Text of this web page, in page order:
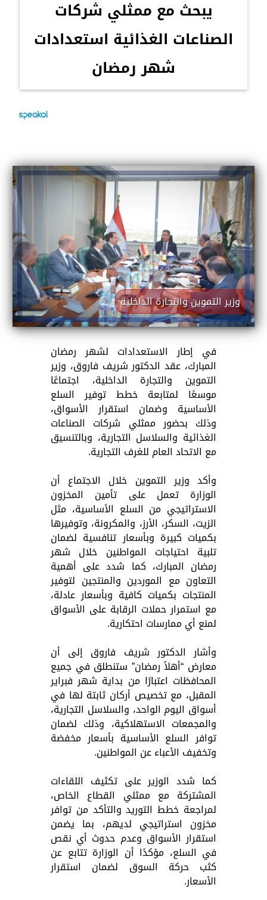
يبحث مع ممثلي شركات
الصناعات الغذائية استعدادات
شهر رمضان
وزير التموين والتجارة الداخلية
في إطار الاستعدادات لشهر رمضان
المبارك، عقد الدكتور شريف فاروق، وزير
التموين والتجارة الداخلية، اجتماعًا
موسعًا لمتابعة خطط توفير السلع
الأساسية وضمان استقرار الأسواق،
وذلك بحضور ممثلي شركات الصناعات
الغذائية والسلاسل التجارية، وبالتنسيق
مع الاتحاد العام للغرف التجارية.
وأكد وزير التموين خلال الاجتماع أن
الوزارة تعمل على تأمين المخزون
الاستراتيجي من السلع الأساسية، مثل
الزيت، السكر، الأرز، والمكرونة، وتوفيرها
بكميات كبيرة وبأسعار تنافسية لضمان
تلبية احتياجات المواطنين خلال شهر
رمضان المبارك، كما شدد على أهمية
التعاون مع الموردين والمنتجين لتوفير
المنتجات بكميات كافية وبأسعار عادلة،
مع استمرار حملات الرقابة على الأسواق
لمنع أي ممارسات احتكارية.
وأشار الدكتور شريف فاروق إلى أن
معارض “أهلاً رمضان” ستنطلق في جميع
المحافظات اعتبارًا من بداية شهر فبراير
المقبل، مع تخصيص أركان ثابتة لها في
أسواق اليوم الواحد، والسلاسل التجارية،
والمجمعات الاستهلاكية، وذلك لضمان
توافر السلع الأساسية بأسعار مخفضة
وتخفيف الأعباء عن المواطنين.
كما شدد الوزير على تكثيف اللقاءات
المشتركة مع ممثلي القطاع الخاص،
لمراجعة خطط التوريد والتأكد من توافر
مخزون استراتيجي لديهم، بما يضمن
استقرار الأسواق وعدم حدوث أي نقص
في السلع، مؤكدًا أن الوزارة تتابع عن
كثب حركة السوق لضمان استقرار
الأسعار.